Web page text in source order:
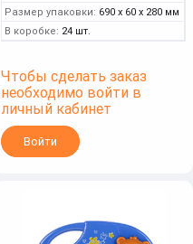
Размер упаковки: 690 x 60 x 280 мм
В коробке: 24 шт.
Чтобы сделать заказ
необходимо войти в
личный кабинет
Войти